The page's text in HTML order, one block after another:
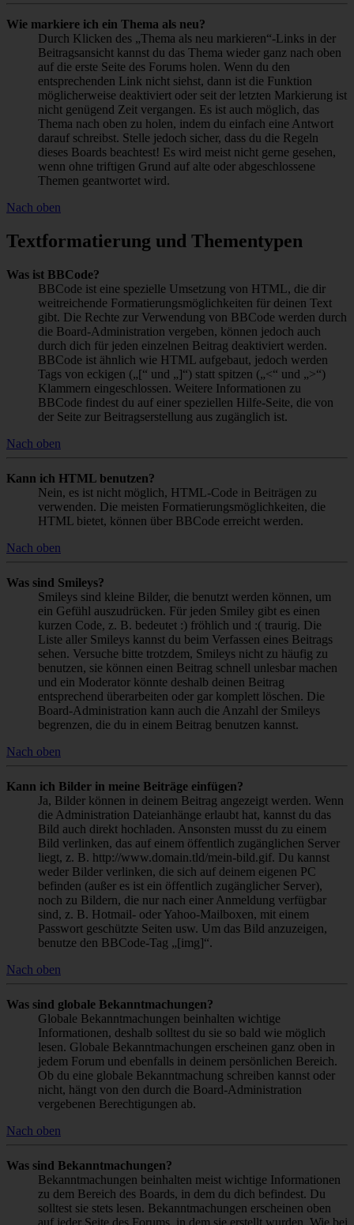
Wie markiere ich ein Thema als neu?
Durch Klicken des „Thema als neu markieren“-Links in der
Beitragsansicht kannst du das Thema wieder ganz nach oben
auf die erste Seite des Forums holen. Wenn du den
entsprechenden Link nicht siehst, dann ist die Funktion
möglicherweise deaktiviert oder seit der letzten Markierung ist
nicht genügend Zeit vergangen. Es ist auch möglich, das
Thema nach oben zu holen, indem du einfach eine Antwort
darauf schreibst. Stelle jedoch sicher, dass du die Regeln
dieses Boards beachtest! Es wird meist nicht gerne gesehen,
wenn ohne triftigen Grund auf alte oder abgeschlossene
Themen geantwortet wird.
Nach oben
Textformatierung und Thementypen
Was ist BBCode?
BBCode ist eine spezielle Umsetzung von HTML, die dir
weitreichende Formatierungsmöglichkeiten für deinen Text
gibt. Die Rechte zur Verwendung von BBCode werden durch
die Board-Administration vergeben, können jedoch auch
durch dich für jeden einzelnen Beitrag deaktiviert werden.
BBCode ist ähnlich wie HTML aufgebaut, jedoch werden
Tags von eckigen („[“ und „]“) statt spitzen („<“ und „>“)
Klammern eingeschlossen. Weitere Informationen zu
BBCode findest du auf einer speziellen Hilfe-Seite, die von
der Seite zur Beitragserstellung aus zugänglich ist.
Nach oben
Kann ich HTML benutzen?
Nein, es ist nicht möglich, HTML-Code in Beiträgen zu
verwenden. Die meisten Formatierungsmöglichkeiten, die
HTML bietet, können über BBCode erreicht werden.
Nach oben
Was sind Smileys?
Smileys sind kleine Bilder, die benutzt werden können, um
ein Gefühl auszudrücken. Für jeden Smiley gibt es einen
kurzen Code, z. B. bedeutet :) fröhlich und :( traurig. Die
Liste aller Smileys kannst du beim Verfassen eines Beitrags
sehen. Versuche bitte trotzdem, Smileys nicht zu häufig zu
benutzen, sie können einen Beitrag schnell unlesbar machen
und ein Moderator könnte deshalb deinen Beitrag
entsprechend überarbeiten oder gar komplett löschen. Die
Board-Administration kann auch die Anzahl der Smileys
begrenzen, die du in einem Beitrag benutzen kannst.
Nach oben
Kann ich Bilder in meine Beiträge einfügen?
Ja, Bilder können in deinem Beitrag angezeigt werden. Wenn
die Administration Dateianhänge erlaubt hat, kannst du das
Bild auch direkt hochladen. Ansonsten musst du zu einem
Bild verlinken, das auf einem öffentlich zugänglichen Server
liegt, z. B. http://www.domain.tld/mein-bild.gif. Du kannst
weder Bilder verlinken, die sich auf deinem eigenen PC
befinden (außer es ist ein öffentlich zugänglicher Server),
noch zu Bildern, die nur nach einer Anmeldung verfügbar
sind, z. B. Hotmail- oder Yahoo-Mailboxen, mit einem
Passwort geschützte Seiten usw. Um das Bild anzuzeigen,
benutze den BBCode-Tag „[img]“.
Nach oben
Was sind globale Bekanntmachungen?
Globale Bekanntmachungen beinhalten wichtige
Informationen, deshalb solltest du sie so bald wie möglich
lesen. Globale Bekanntmachungen erscheinen ganz oben in
jedem Forum und ebenfalls in deinem persönlichen Bereich.
Ob du eine globale Bekanntmachung schreiben kannst oder
nicht, hängt von den durch die Board-Administration
vergebenen Berechtigungen ab.
Nach oben
Was sind Bekanntmachungen?
Bekanntmachungen beinhalten meist wichtige Informationen
zu dem Bereich des Boards, in dem du dich befindest. Du
solltest sie stets lesen. Bekanntmachungen erscheinen oben
auf jeder Seite des Forums, in dem sie erstellt wurden. Wie bei